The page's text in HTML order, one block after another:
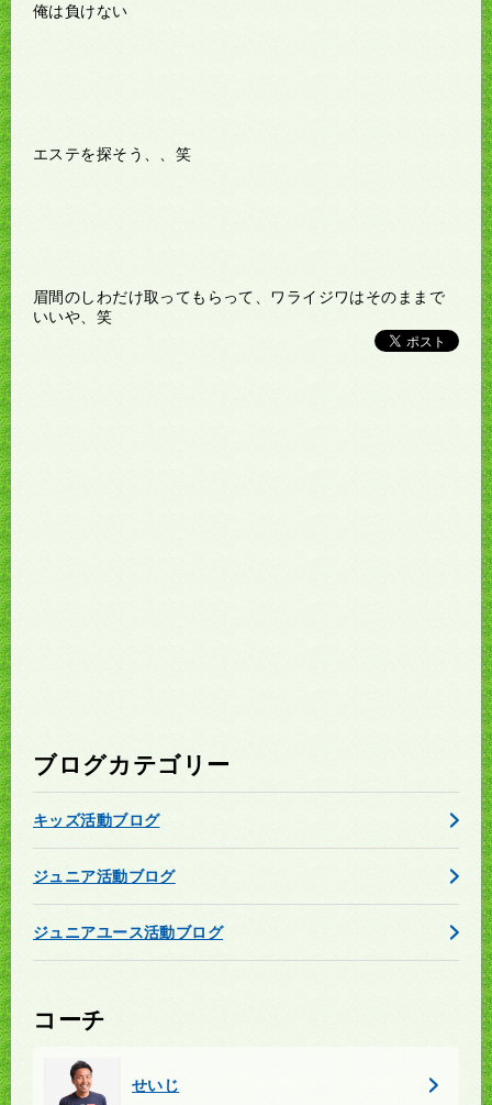
俺は負けない
エステを探そう、、笑
眉間のしわだけ取ってもらって、ワライジワはそのままで
いいや、笑
ブログカテゴリー
キッズ活動ブログ
ジュニア活動ブログ
ジュニアユース活動ブログ
コーチ
せいじ